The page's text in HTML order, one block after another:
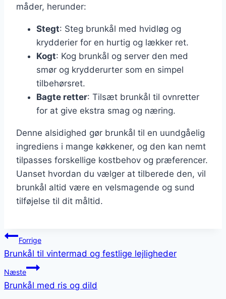
måder, herunder:
Stegt: Steg brunkål med hvidløg og
krydderier for en hurtig og lækker ret.
Kogt: Kog brunkål og server den med
smør og krydderurter som en simpel
tilbehørsret.
Bagte retter: Tilsæt brunkål til ovnretter
for at give ekstra smag og næring.
Denne alsidighed gør brunkål til en uundgåelig
ingrediens i mange køkkener, og den kan nemt
tilpasses forskellige kostbehov og præferencer.
Uanset hvordan du vælger at tilberede den, vil
brunkål altid være en velsmagende og sund
tilføjelse til dit måltid.
Indlægsnavigation
Forrige
Brunkål til vintermad og festlige lejligheder
Næste
Brunkål med ris og dild